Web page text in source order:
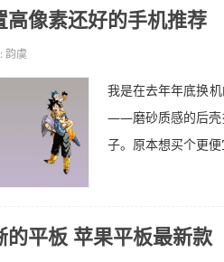
高像素还好的手机推荐
韵虞
我是在去年年底换
——磨砂质感的后壳
子。原本想买个更
的平板 苹果平板最新款